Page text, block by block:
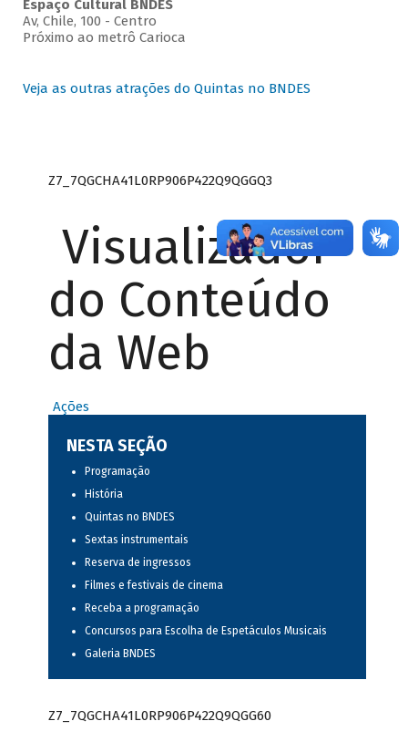
Espaço Cultural BNDES
Av, Chile, 100 - Centro
Próximo ao metrô Carioca
Veja as outras atrações do Quintas no BNDES
Z7_7QGCHA41L0RP906P422Q9QGGQ3
Visualizador
do Conteúdo
da Web
Ações
NESTA SEÇÃO
Programação
História
Quintas no BNDES
Sextas instrumentais
Reserva de ingressos
Filmes e festivais de cinema
Receba a programação
Concursos para Escolha de Espetáculos Musicais
Galeria BNDES
Z7_7QGCHA41L0RP906P422Q9QGG60